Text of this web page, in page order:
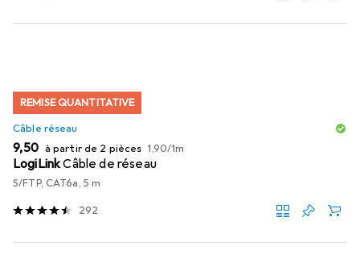
REMISE QUANTITATIVE
Câble réseau
EUR
9,50 à partir de 2 pièces EUR
1,90/1m
LogiLinkCâble de réseau
S/FTP, CAT6a, 5 m
292